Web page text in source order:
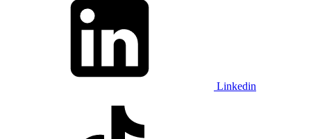
Linkedin